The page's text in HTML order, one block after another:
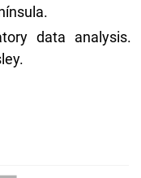
data analysis.